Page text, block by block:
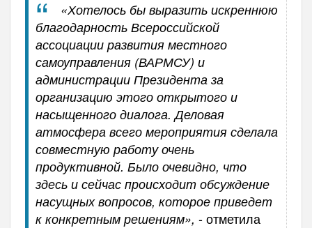
«Хотелось бы выразить искреннюю
благодарность Всероссийской
ассоциации развития местного
самоуправления (ВАРМСУ) и
администрации Президента за
организацию этого открытого и
насыщенного диалога. Деловая
атмосфера всего мероприятия сделала
совместную работу очень
продуктивной. Было очевидно, что
здесь и сейчас происходит обсуждение
насущных вопросов, которое приведет
к конкретным решениям», - отметила